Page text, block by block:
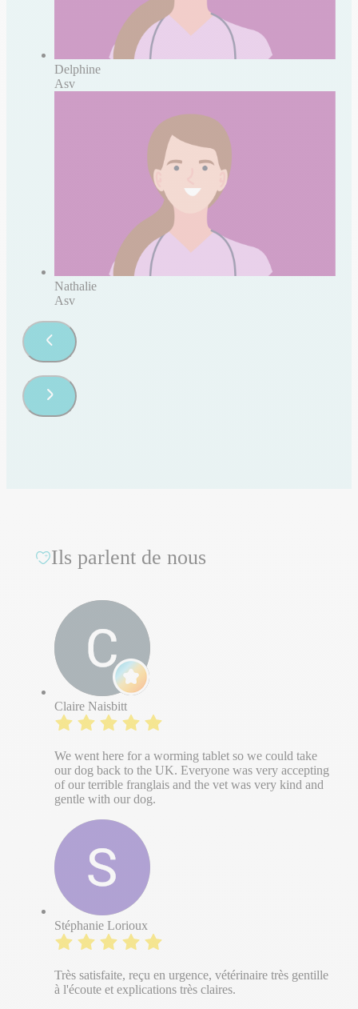
Delphine
Asv
Nathalie
Asv
Ils parlent de nous
Claire Naisbitt
We went here for a worming tablet so we could take
our dog back to the UK. Everyone was very accepting
of our terrible franglais and the vet was very kind and
gentle with our dog.
Stéphanie Lorioux
Très satisfaite, reçu en urgence, vétérinaire très gentille
à l'écoute et explications très claires.